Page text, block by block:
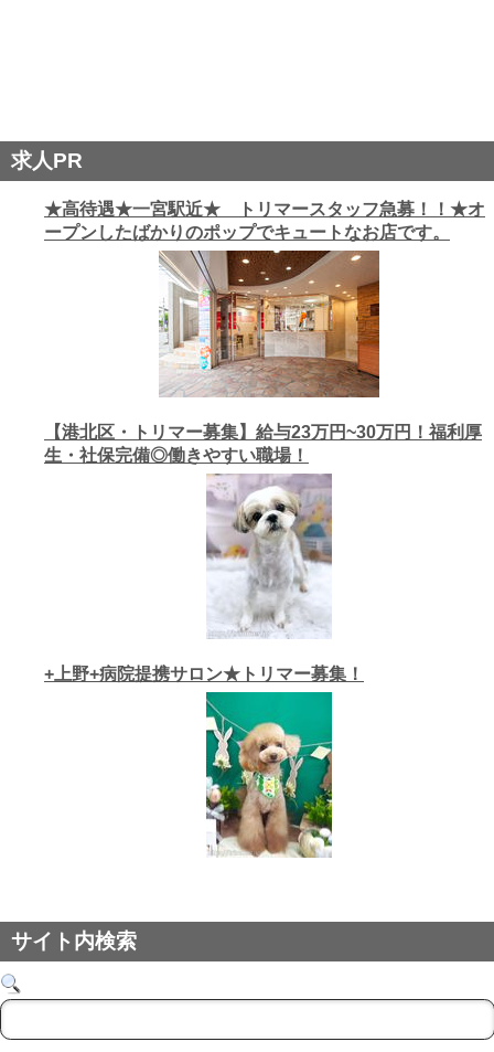
求人PR
★高待遇★一宮駅近★ トリマースタッフ急募！！★オ
ープンしたばかりのポップでキュートなお店です。
【港北区・トリマー募集】給与23万円~30万円！福利厚
生・社保完備◎働きやすい職場！
+上野+病院提携サロン★トリマー募集！
サイト内検索